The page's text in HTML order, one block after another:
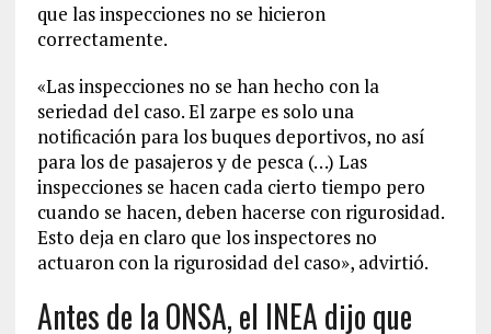
que las inspecciones no se hicieron
correctamente.
«Las inspecciones no se han hecho con la
seriedad del caso. El zarpe es solo una
notificación para los buques deportivos, no así
para los de pasajeros y de pesca (…) Las
inspecciones se hacen cada cierto tiempo pero
cuando se hacen, deben hacerse con rigurosidad.
Esto deja en claro que los inspectores no
actuaron con la rigurosidad del caso», advirtió.
Antes de la ONSA, el INEA dijo que